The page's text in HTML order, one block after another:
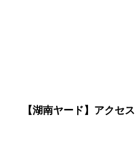
【湖南ヤード】アクセス